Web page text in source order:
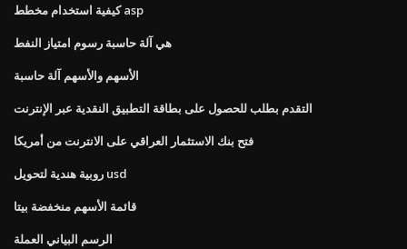
كيفية استخدام مخطط asp
هي آلة حاسبة رسوم امتياز النفط
الأسهم والأسهم آلة حاسبة
التقدم بطلب للحصول على بطاقة التطبيق النقدية عبر الإنترنت
فتح بنك الاستثمار العراقي على الانترنت من أمريكا
روبية هندية لتحويل usd
قائمة الأسهم منخفضة بيتا
الرسم البياني العملة